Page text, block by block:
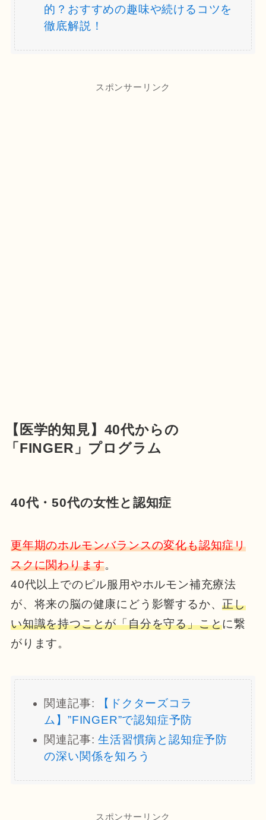
的？おすすめの趣味や続けるコツを
徹底解説！
スポンサーリンク
【医学的知見】40代からの
「FINGER」プログラム
40代・50代の女性と認知症
更年期のホルモンバランスの変化も認知症リ
スクに関わります。
40代以上でのピル服用やホルモン補充療法
が、将来の脳の健康にどう影響するか、正し
い知識を持つことが「自分を守る」ことに繋
がります。
関連記事:
【ドクターズコラ
ム】”FINGER”で認知症予防
関連記事:生活習慣病と認知症予防
の深い関係を知ろう
スポンサーリンク